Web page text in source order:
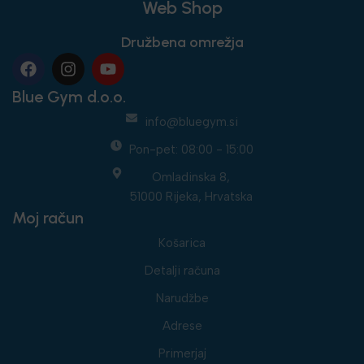
Web Shop
Družbena omrežja
Blue Gym d.o.o.
info@bluegym.si
Pon-pet: 08:00 - 15:00
Omladinska 8,
51000 Rijeka, Hrvatska
Moj račun
Košarica
Detalji računa
Narudžbe
Adrese
Primerjaj